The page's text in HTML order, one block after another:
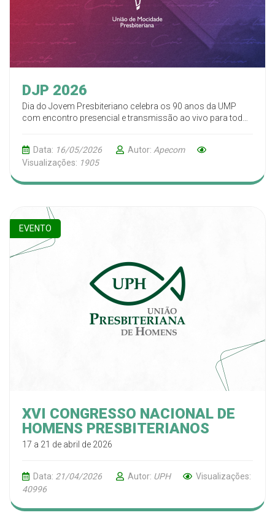
DJP 2026
Dia do Jovem Presbiteriano celebra os 90 anos da UMP
com encontro presencial e transmissão ao vivo para todo
Data: 16/05/2026 Autor: Apecom
Visualizações: 1905
EVENTO
XVI CONGRESSO NACIONAL DE
HOMENS PRESBITERIANOS
17 a 21 de abril de 2026
Data: 21/04/2026 Autor: UPH
Visualizações:
40996